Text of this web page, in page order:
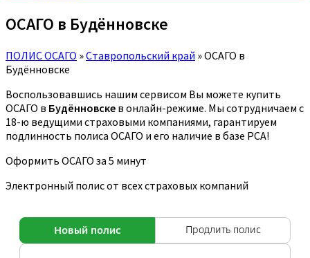
ОСАГО в Будённовске
ПОЛИС ОСАГО »Ставропольский край »ОСАГО в
Будённовске
Воспользовавшись нашим сервисом Вы можете купить
ОСАГО в Будённовске в онлайн-режиме. Мы сотрудничаем с
18-ю ведущими страховыми компаниями, гарантируем
подлинность полиса ОСАГО и его наличие в базе РСА!
Оформить ОСАГО за 5 минут
Электронный полис от всех страховых компаний